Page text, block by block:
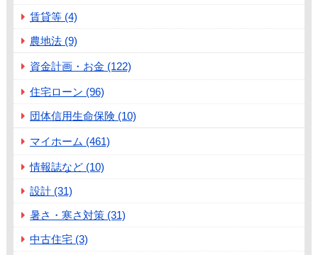
賃貸等 (4)
農地法 (9)
資金計画・お金 (122)
住宅ローン (96)
団体信用生命保険 (10)
マイホーム (461)
情報誌など (10)
設計 (31)
暑さ・寒さ対策 (31)
中古住宅 (3)